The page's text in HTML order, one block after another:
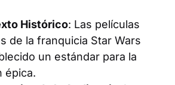
Histórico: Las películas
de la franquicia Star Wars
un estándar para la
épica.